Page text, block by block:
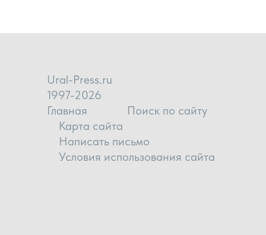
Ural-Press.ru
1997-2026
Главная
Поиск по сайту
Карта сайта
Написать письмо
Условия использования сайта